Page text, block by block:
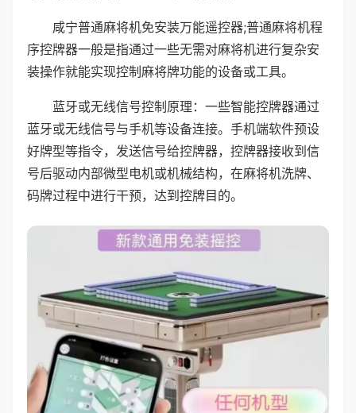
咸宁普通麻将机免安装万能遥控器;普通麻将机程
序控牌器一般是指通过一些无需对麻将机进行复杂安
装操作就能实现控制麻将牌功能的设备或工具。
蓝牙或无线信号控制原理：一些智能控牌器通过
蓝牙或无线信号与手机等设备连接。手机端软件预设
好牌型等指令，发送信号给控牌器，控牌器接收到信
号后驱动内部微型电机或机械结构，在麻将机洗牌、
码牌过程中进行干预，达到控牌目的。